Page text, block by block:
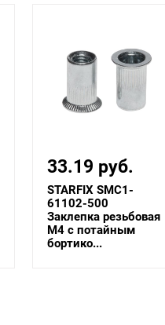
33.19 руб.
STARFIX SMC1-
61102-500
Заклепка резьбовая
М4 с потайным
бортико...